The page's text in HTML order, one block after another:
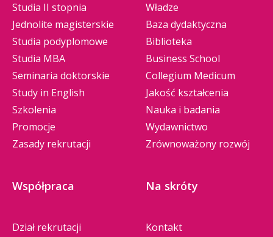
Studia II stopnia
Jednolite magisterskie
Studia podyplomowe
Studia MBA
Seminaria doktorskie
Study in English
Szkolenia
Promocje
Zasady rekrutacji
Władze
Baza dydaktyczna
Biblioteka
Business School
Collegium Medicum
Jakość kształcenia
Nauka i badania
Wydawnictwo
Zrównoważony rozwój
Współpraca
Dział rekrutacji
Na skróty
Kontakt